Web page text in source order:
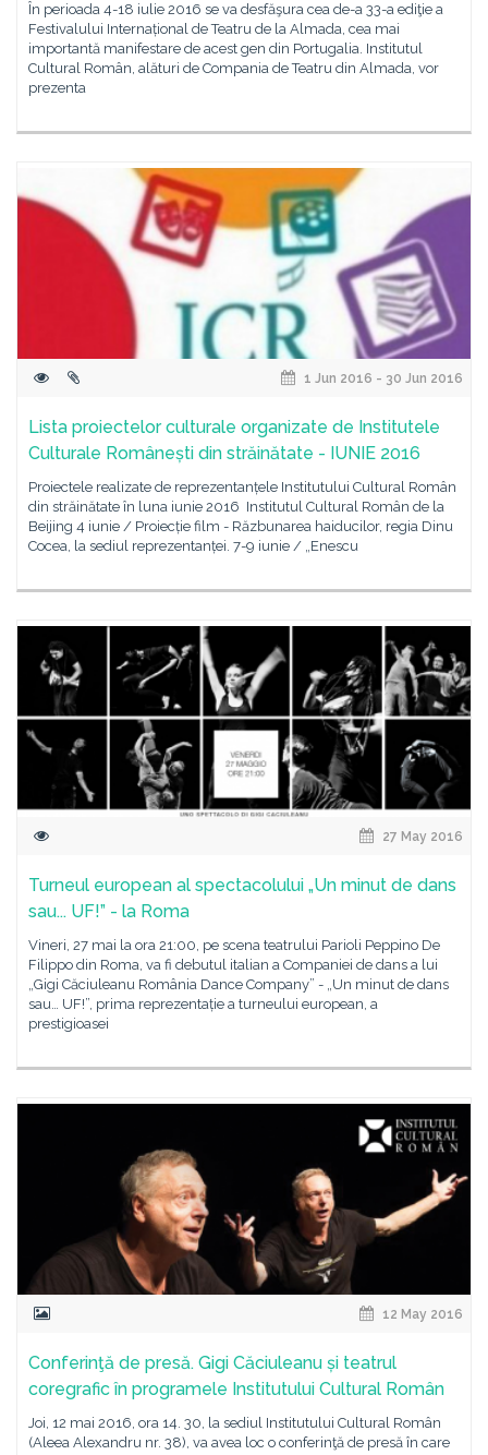
În perioada 4-18 iulie 2016 se va desfăşura cea de-a 33-a ediţie a
Festivalului Internațional de Teatru de la Almada, cea mai
importantă manifestare de acest gen din Portugalia. Institutul
Cultural Român, alături de Compania de Teatru din Almada, vor
prezenta
1 Jun 2016 - 30 Jun 2016
Lista proiectelor culturale organizate de Institutele
Culturale Românești din străinătate - IUNIE 2016
Proiectele realizate de reprezentanțele Institutului Cultural Român
din străinătate în luna iunie 2016 Institutul Cultural Român de la
Beijing 4 iunie / Proiecție film - Răzbunarea haiducilor, regia Dinu
Cocea, la sediul reprezentanței. 7-9 iunie / „Enescu
27 May 2016
Turneul european al spectacolului „Un minut de dans
sau... UF!” - la Roma
Vineri, 27 mai la ora 21:00, pe scena teatrului Parioli Peppino De
Filippo din Roma, va fi debutul italian a Companiei de dans a lui
„Gigi Căciuleanu România Dance Company” - „Un minut de dans
sau… UF!”, prima reprezentație a turneului european, a
prestigioasei
12 May 2016
Conferinţă de presă. Gigi Căciuleanu și teatrul
coregrafic în programele Institutului Cultural Român
Joi, 12 mai 2016, ora 14. 30, la sediul Institutului Cultural Român
(Aleea Alexandru nr. 38), va avea loc o conferinţă de presă în care